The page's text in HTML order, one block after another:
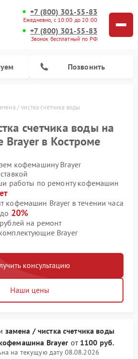
+7 (800) 301-55-83
Ежедневно, с 10:00 до 20:00
+7 (800) 301-55-83
Звонок бесплатный по РФ
Позвонить
/ чистка счетчика воды
счетчика воды на
в Костроме
кофемашину Brayer
работы по ремонту кофемашин
кофемашин Brayer в течении часа
20%
на ремонт
Brayer
консультацию
Наши цены
замена / чистка счетчика воды
Brayer от 1100 руб.
на текущую дату 08.08.2026